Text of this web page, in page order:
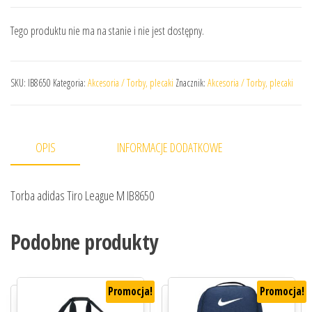
Tego produktu nie ma na stanie i nie jest dostępny.
SKU: IB8650 Kategoria: Akcesoria / Torby, plecaki Znacznik: Akcesoria / Torby, plecaki
OPIS INFORMACJE DODATKOWE
Torba adidas Tiro League M IB8650
Podobne produkty
Promocja! Promocja!